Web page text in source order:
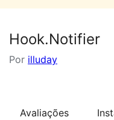
Hook.Notifier
Por illuday
Avaliações